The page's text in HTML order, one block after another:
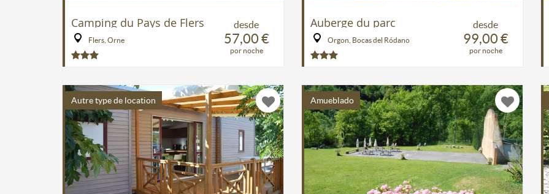
desde
57,00 €
por noche
Camping du Pays de Flers
Flers, Orne
desde
99,00 €
por noche
Auberge du parc
Orgon, Bocas del Ródano
Autre type de location Amueblado